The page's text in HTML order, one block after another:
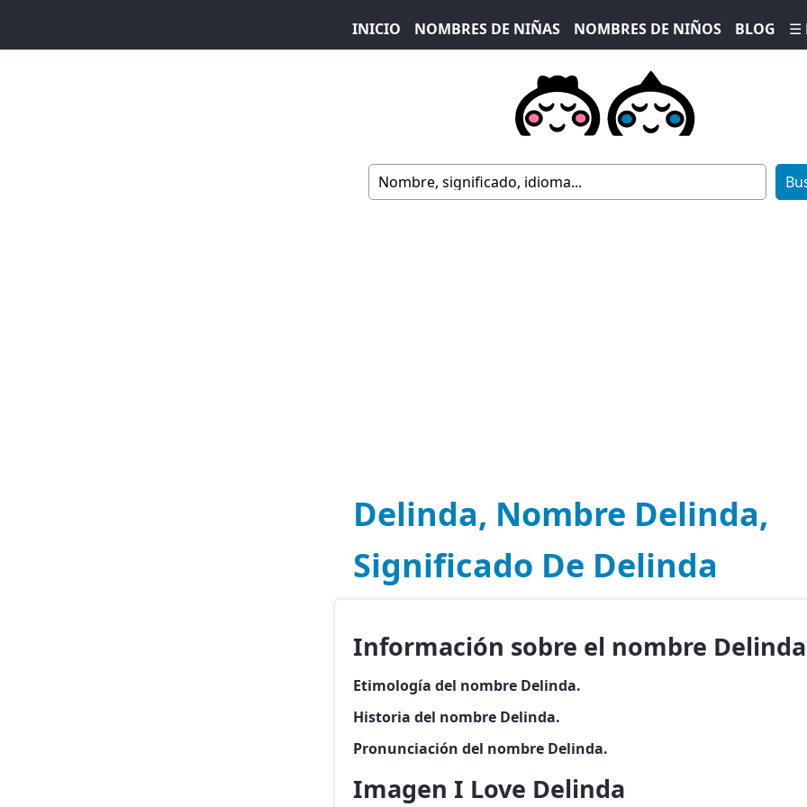
INICIO NOMBRES DE NIÑAS NOMBRES DE NIÑOS BLOG ☰
Delinda, Nombre Delinda,
Significado De Delinda
Información sobre el nombre Delinda
Etimología del nombre Delinda.
Historia del nombre Delinda.
Pronunciación del nombre Delinda.
Imagen I Love Delinda